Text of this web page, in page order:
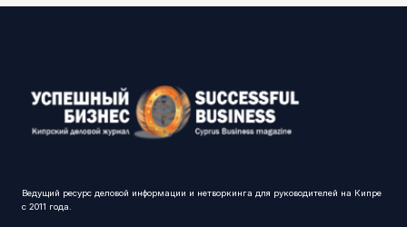
Ведущий ресурс деловой информации и нетворкинга для руководителей на Кипре
с 2011 года.